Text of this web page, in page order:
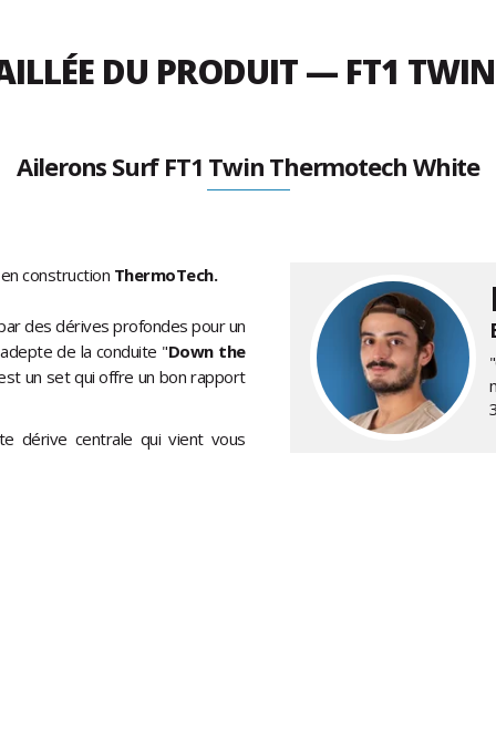
DU PRODUIT — FT1
Ailerons Surf FT1 Twin Thermotech White
construction ThermoTech.
des dérives profondes pour un
de la conduite "Down the
un set qui offre un bon rapport
dérive centrale qui vient vous